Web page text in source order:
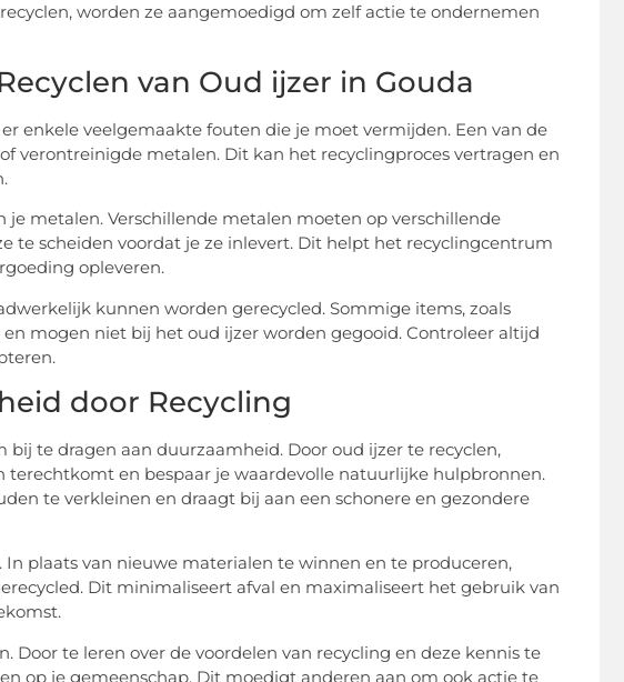
worden ze aangemoedigd om zelf actie te ondernemen
van Oud ijzer in Gouda
enkele veelgemaakte fouten die je moet vermijden. Een van de
verontreinigde metalen. Dit kan het recyclingproces vertragen en
metalen. Verschillende metalen moeten op verschillende
te scheiden voordat je ze inlevert. Dit helpt het recyclingcentrum
opleveren.
kunnen worden gerecycled. Sommige items, zoals
mogen niet bij het oud ijzer worden gegooid. Controleer altijd
door Recycling
te dragen aan duurzaamheid. Door oud ijzer te recyclen,
en bespaar je waardevolle natuurlijke hulpbronnen.
te verkleinen en draagt bij aan een schonere en gezondere
plaats van nieuwe materialen te winnen en te produceren,
Dit minimaliseert afval en maximaliseert het gebruik van
Door te leren over de voordelen van recycling en deze kennis te
op je gemeenschap. Dit moedigt anderen aan om ook actie te